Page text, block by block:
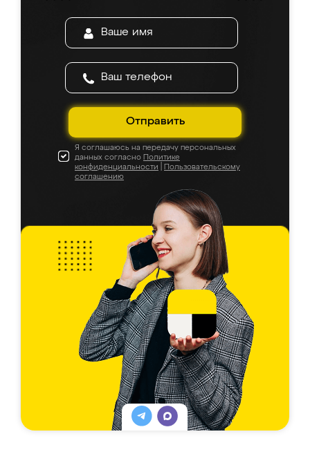
Отправить
Я соглашаюсь на передачу персональных
данных согласно Политике
конфиденциальности
Пользовательскому
соглашению